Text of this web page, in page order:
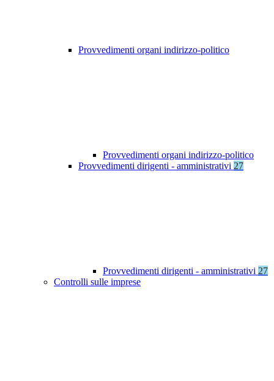
Provvedimenti organi indirizzo-politico
Provvedimenti organi indirizzo-politico
Provvedimenti dirigenti - amministrativi 27
Provvedimenti dirigenti - amministrativi 27
Controlli sulle imprese